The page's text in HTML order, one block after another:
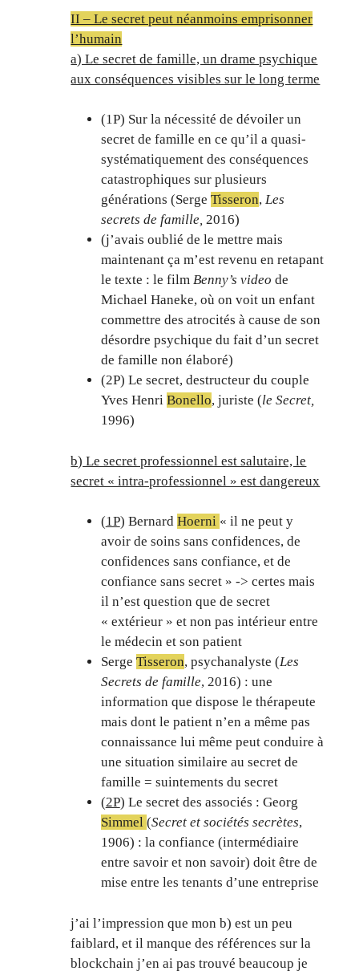
II – Le secret peut néanmoins emprisonner
l’humain
a) Le secret de famille, un drame psychique
aux conséquences visibles sur le long terme
(1P) Sur la nécessité de dévoiler un
secret de famille en ce qu’il a quasi-
systématiquement des conséquences
catastrophiques sur plusieurs
générations (Serge Tisseron, Les
secrets de famille, 2016)
(j’avais oublié de le mettre mais
maintenant ça m’est revenu en retapant
le texte : le film Benny’s video de
Michael Haneke, où on voit un enfant
commettre des atrocités à cause de son
désordre psychique du fait d’un secret
de famille non élaboré)
(2P) Le secret, destructeur du couple
Yves Henri Bonello, juriste (le Secret,
1996)
b) Le secret professionnel est salutaire, le
secret « intra-professionnel » est dangereux
(1P) Bernard Hoerni « il ne peut y
avoir de soins sans confidences, de
confidences sans confiance, et de
confiance sans secret » -> certes mais
il n’est question que de secret
« extérieur » et non pas intérieur entre
le médecin et son patient
Serge Tisseron, psychanalyste (Les
Secrets de famille, 2016) : une
information que dispose le thérapeute
mais dont le patient n’en a même pas
connaissance lui même peut conduire à
une situation similaire au secret de
famille = suintements du secret
(2P) Le secret des associés : Georg
Simmel (Secret et sociétés secrètes,
1906) : la confiance (intermédiaire
entre savoir et non savoir) doit être de
mise entre les tenants d’une entreprise
j’ai l’impression que mon b) est un peu
faiblard, et il manque des références sur la
blockchain j’en ai pas trouvé beaucoup je